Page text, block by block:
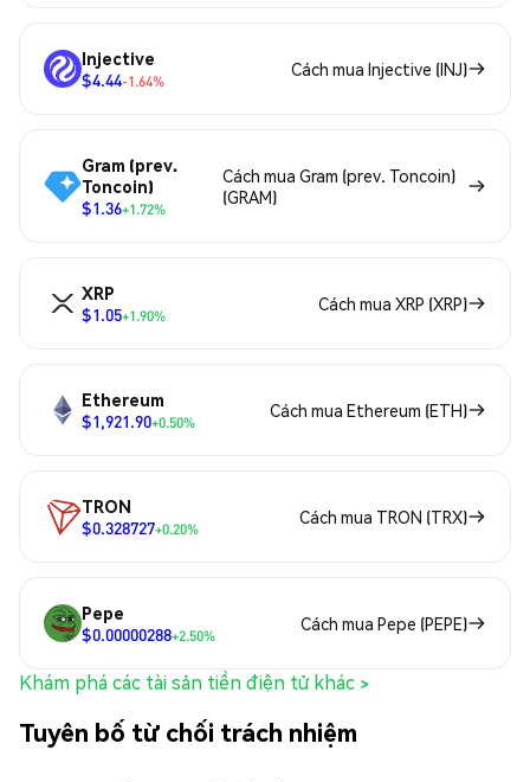
Injective
$4.44-1.64%
Cách mua Injective (INJ)
Gram (prev.
Toncoin)
$1.36+1.72%
Cách mua Gram (prev. Toncoin)
(GRAM)
XRP
$1.05+1.90%
Cách mua XRP (XRP)
Ethereum
$1,921.90+0.50%
Cách mua Ethereum (ETH)
TRON
$0.328727+0.20%
Cách mua TRON (TRX)
Pepe
$0.00000288+2.50%
Cách mua Pepe (PEPE)
Khám phá các tài sản tiền điện tử khác >
Tuyên bố từ chối trách nhiệm